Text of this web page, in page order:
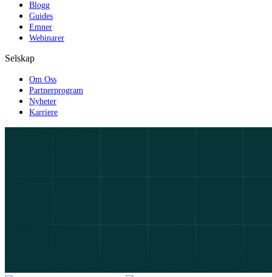
Blogg
Guides
Emner
Webinarer
Selskap
Om Oss
Partnerprogram
Nyheter
Karriere